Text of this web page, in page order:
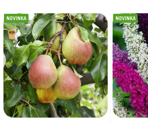
NOVINKA NOVINKA